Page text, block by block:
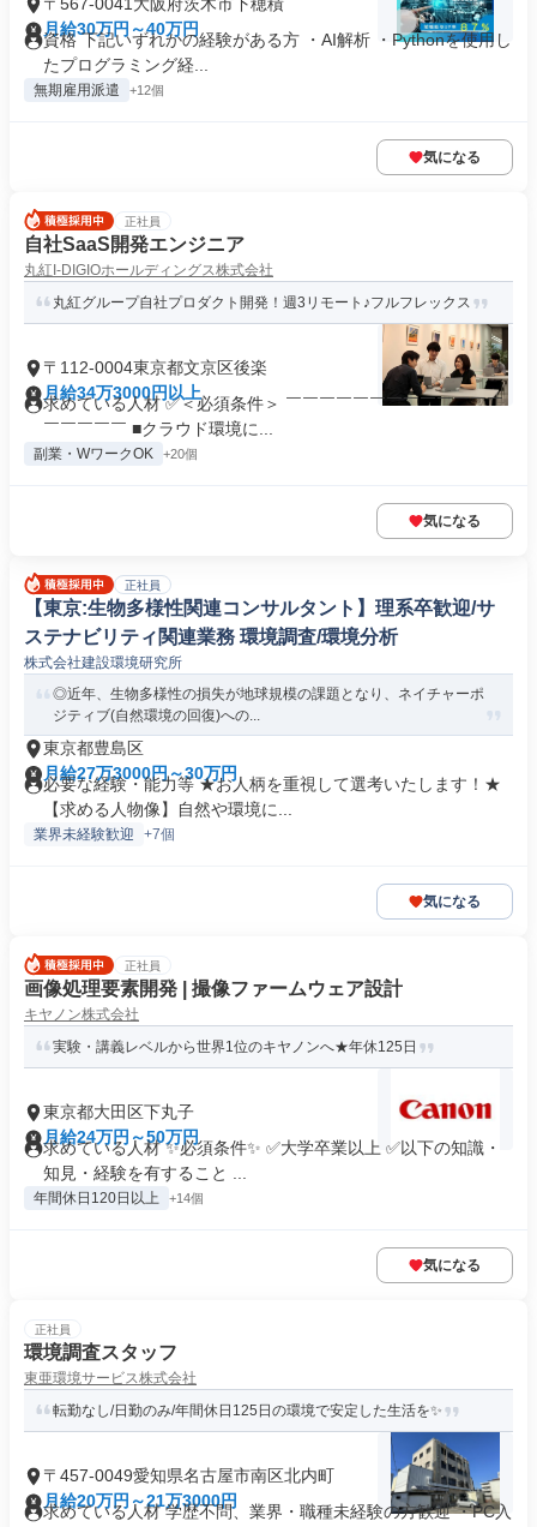
月給30万円～40万円
資格 下記いずれかの経験がある方 ・AI解析 ・Pythonを使用し
たプログラミング経...
無期雇用派遣 +12個
気になる
正社員
自社SaaS開発エンジニア
丸紅I-DIGIOホールディングス株式会社
丸紅グループ自社プロダクト開発！週3リモート♪フルフレックス
〒112-0004東京都文京区後楽
月給34万3000円以上
求めている人材 ✅＜必須条件＞ ￣￣￣￣￣￣￣￣￣￣￣￣￣
￣￣￣￣￣ ■クラウド環境に...
副業・WワークOK +20個
気になる
正社員
【東京:生物多様性関連コンサルタント】理系卒歓迎/サ
ステナビリティ関連業務 環境調査/環境分析
株式会社建設環境研究所
◎近年、生物多様性の損失が地球規模の課題となり、ネイチャーポ
ジティブ(自然環境の回復)への...
東京都豊島区
月給27万3000円～30万円
必要な経験・能力等 ★お人柄を重視して選考いたします！★
【求める人物像】自然や環境に...
業界未経験歓迎 +7個
気になる
正社員
画像処理要素開発 | 撮像ファームウェア設計
キヤノン株式会社
実験・講義レベルから世界1位のキヤノンへ★年休125日
東京都大田区下丸子
月給24万円～50万円
求めている人材 ✨必須条件✨ ✅大学卒業以上 ✅以下の知識・
知見・経験を有すること ...
年間休日120日以上 +14個
気になる
正社員
環境調査スタッフ
東亜環境サービス株式会社
転勤なし/日勤のみ/年間休日125日の環境で安定した生活を✨
〒457-0049愛知県名古屋市南区北内町
月給20万円～21万3000円
求めている人材 学歴不問、業界・職種未経験の方歓迎 ・PC入